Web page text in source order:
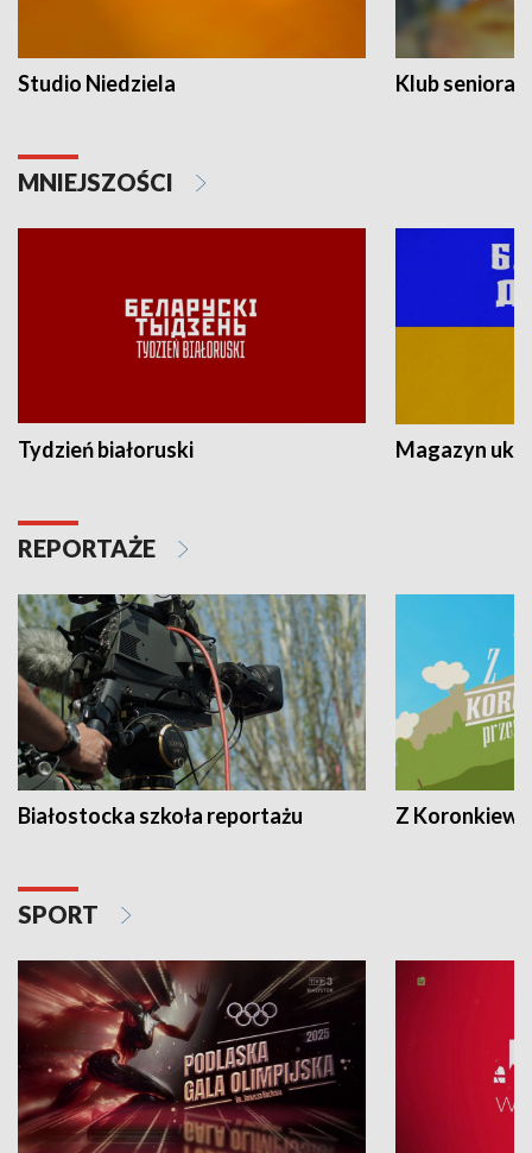
Studio Niedziela Klub seniora
MNIEJSZOŚCI
Tydzień białoruski Magazyn
REPORTAŻE
Białostocka szkoła reportażu Z
SPORT